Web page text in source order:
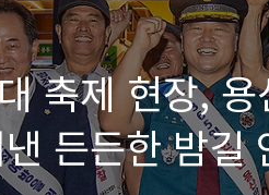
축제 현장, 용
든든한 밤길